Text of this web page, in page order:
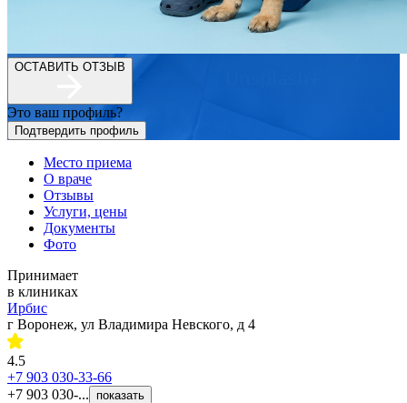
ОСТАВИТЬ ОТЗЫВ
Это ваш профиль?
Подтвердить профиль
Место приема
О враче
Отзывы
Услуги, цены
Документы
Фото
Принимает
в клиниках
Ирбис
г Воронеж, ул Владимира Невского, д 4
4.5
+7 903 030-33-66
+7 903 030-...
показать